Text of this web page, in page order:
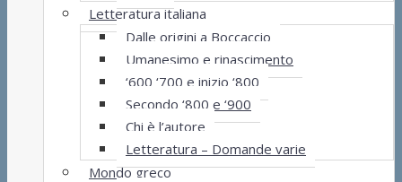
Letteratura italiana
Dalle origini a Boccaccio
Umanesimo e rinascimento
‘600 ‘700 e inizio ‘800
Secondo ‘800 e ‘900
Chi è l’autore
Letteratura – Domande varie
Mondo greco